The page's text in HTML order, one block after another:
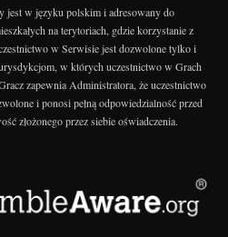
jest w języku polskim i adresowany do
na terytoriach, gdzie korzystanie z
w Serwisie jest dozwolone tylko i
w których uczestnictwo w Grach
zapewnia Administratora, że uczestnictwo
i ponosi pełną odpowiedzialność przed
złożonego przez siebie oświadczenia.